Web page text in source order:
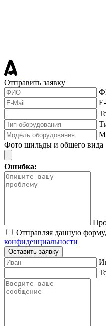
Отправить заявку
Фото шильды и общего вида
Ошибка:
Отправляя данную
конфиденциальности
Оставить заявку